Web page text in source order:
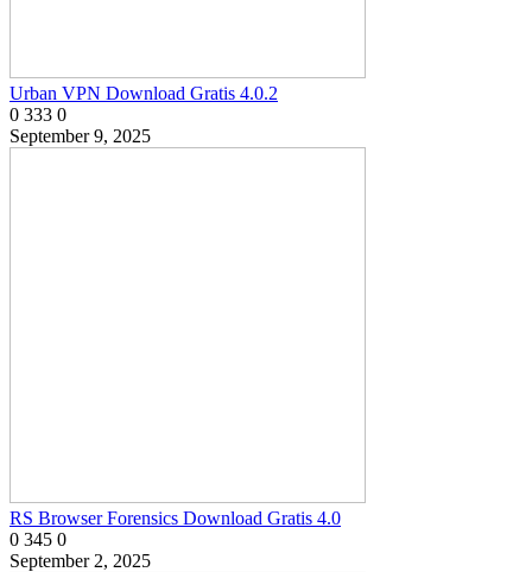
Urban VPN Download Gratis 4.0.2
0 333 0
September 9, 2025
RS Browser Forensics Download Gratis 4.0
0 345 0
September 2, 2025